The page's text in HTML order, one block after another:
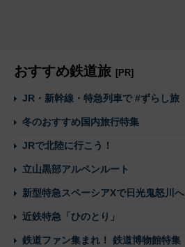
おすすめ鉄道旅 [PR]
JR・新幹線・特急列車で #ずらし旅
冬のおすすめ国内旅行特集
JRで北陸に行こう！
立山黒部アルペンルート
新型特急スペーシアXで日光鬼怒川へ
近鉄特急「ひのとり」
鉄道ファン集まれ！ 鉄道博物館特集